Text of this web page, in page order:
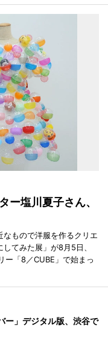
ー塩川夏子さん、
もので洋服を作るクリエ
てみた展」が8月5日、
ー「8／CUBE」で始まっ
ー」デジタル版、渋谷で